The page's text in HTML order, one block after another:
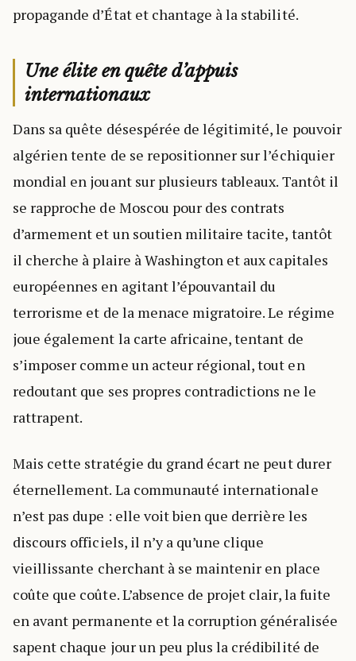
propagande d’État et chantage à la stabilité.
Une élite en quête d’appuis
internationaux
Dans sa quête désespérée de légitimité, le pouvoir
algérien tente de se repositionner sur l’échiquier
mondial en jouant sur plusieurs tableaux. Tantôt il
se rapproche de Moscou pour des contrats
d’armement et un soutien militaire tacite, tantôt
il cherche à plaire à Washington et aux capitales
européennes en agitant l’épouvantail du
terrorisme et de la menace migratoire. Le régime
joue également la carte africaine, tentant de
s’imposer comme un acteur régional, tout en
redoutant que ses propres contradictions ne le
rattrapent.
Mais cette stratégie du grand écart ne peut durer
éternellement. La communauté internationale
n’est pas dupe : elle voit bien que derrière les
discours officiels, il n’y a qu’une clique
vieillissante cherchant à se maintenir en place
coûte que coûte. L’absence de projet clair, la fuite
en avant permanente et la corruption généralisée
sapent chaque jour un peu plus la crédibilité de